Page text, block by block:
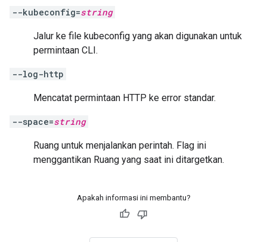
--kubeconfig=string
Jalur ke file kubeconfig yang akan digunakan untuk
permintaan CLI.
--log-http
Mencatat permintaan HTTP ke error standar.
--space=string
Ruang untuk menjalankan perintah. Flag ini
menggantikan Ruang yang saat ini ditargetkan.
Apakah informasi ini membantu?